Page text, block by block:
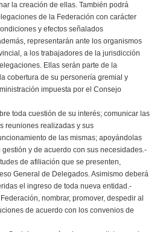
la creación de ellas. También podrá
de la Federación con carácter
y efectos señalados
representarán ante los organismos
a los trabajadores de la jurisdicción
Ellas serán parte de la
cobertura de su personería gremial y
impuesta por el Consejo
toda cuestión de su interés; comunicar las
reuniones realizadas y sus
de las mismas; apoyándolas
y de acuerdo con sus necesidades.-
de afiliación que se presenten,
General de Delegados. Asimismo deberá
el ingreso de toda nueva entidad.-
nombrar, promover, despedir al
de acuerdo con los convenios de